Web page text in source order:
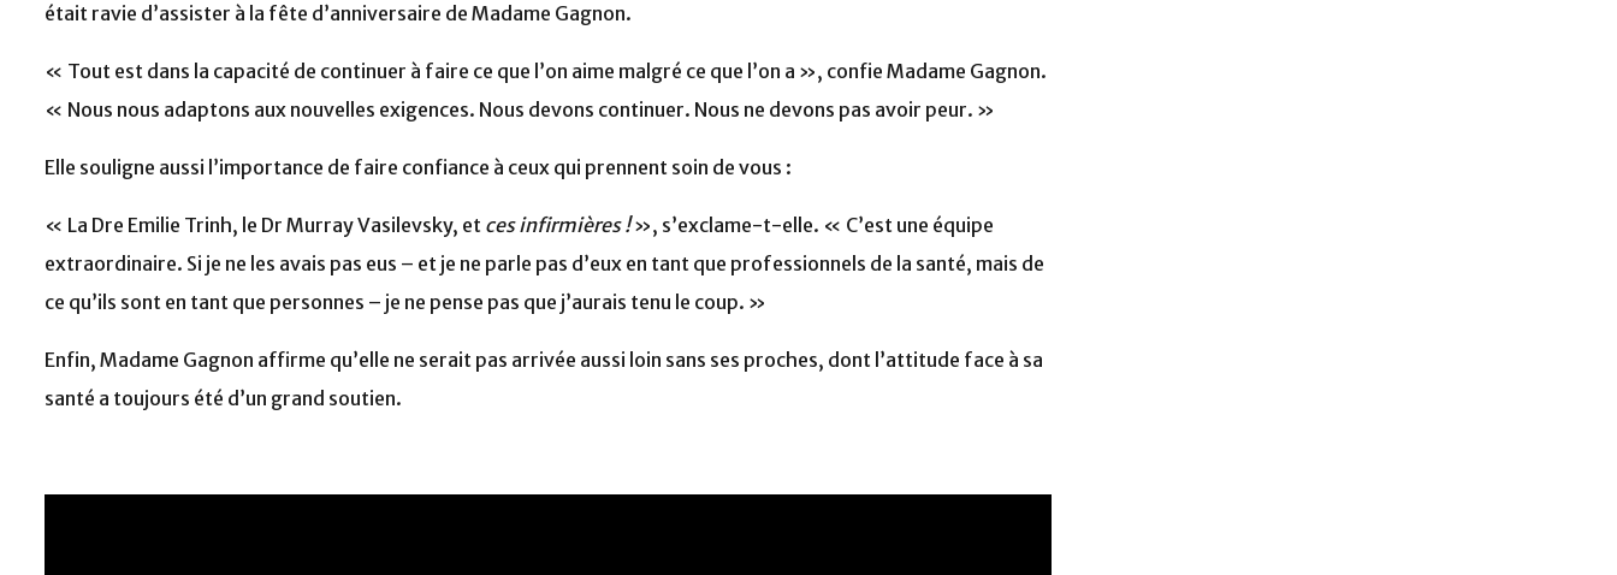
était ravie d’assister à la fête d’anniversaire de Madame Gagnon.
« Tout est dans la capacité de continuer à faire ce que l’on aime malgré ce que l’on a », confie Madame Gagnon.
« Nous nous adaptons aux nouvelles exigences. Nous devons continuer. Nous ne devons pas avoir peur. »
Elle souligne aussi l’importance de faire confiance à ceux qui prennent soin de vous :
« La Dre Emilie Trinh, le Dr Murray Vasilevsky, et ces infirmières !», s’exclame-t-elle. « C’est une équipe
extraordinaire. Si je ne les avais pas eus – et je ne parle pas d’eux en tant que professionnels de la santé, mais de
ce qu’ils sont en tant que personnes – je ne pense pas que j’aurais tenu le coup. »
Enfin, Madame Gagnon affirme qu’elle ne serait pas arrivée aussi loin sans ses proches, dont l’attitude face à sa
santé a toujours été d’un grand soutien.